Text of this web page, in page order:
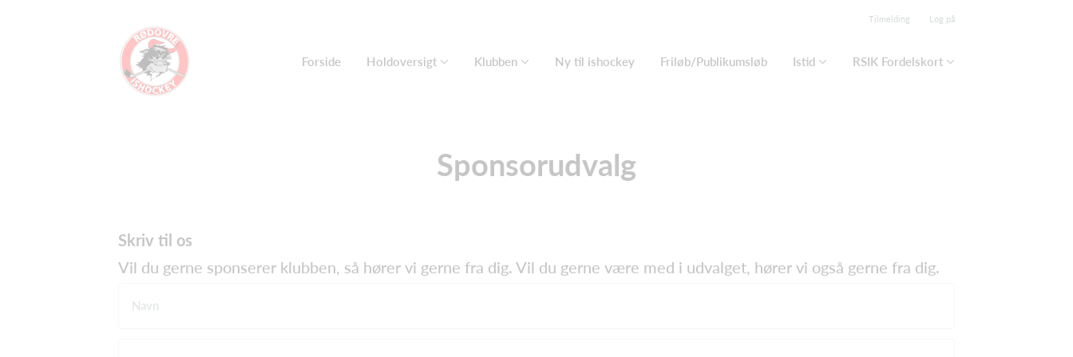
Tilmelding Log på
Forside Holdoversigt Klubben Ny til ishockey Friløb/Publikumsløb Istid RSIK Fordelskort
Sponsorudvalg
Skriv til os
Vil du gerne sponserer klubben, så hører vi gerne fra dig. Vil du gerne være med i udvalget, hører vi også gerne fra dig.
Navn